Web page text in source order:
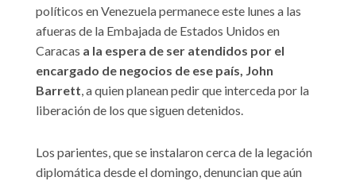
políticos en Venezuela permanece este lunes a las
afueras de la Embajada de Estados Unidos en
Caracas a la espera de ser atendidos por el
encargado de negocios de ese país, John
Barrett, a quien planean pedir que interceda por la
liberación de los que siguen detenidos.
Los parientes, que se instalaron cerca de la legación
diplomática desde el domingo, denuncian que aún